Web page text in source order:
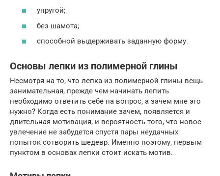
упругой;
без шамота;
способной выдерживать заданную форму.
Основы лепки из полимерной глины
Несмотря на то, что лепка из полимерной глины вещь
занимательная, прежде чем начинать лепить
необходимо ответить себе на вопрос, а зачем мне это
нужно? Когда есть понимание зачем, появляется и
длительная мотивация, и вероятность того, что новое
увлечение не забудется спустя пары неудачных
попыток сотворить шедевр. Именно поэтому, первым
пунктом в основах лепки стоит искать мотив.